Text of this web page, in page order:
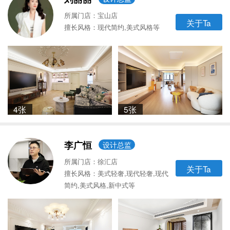
所属门店：宝山店
擅长风格：现代简约,美式风格等
关于Ta
4张 5张
李广恒 设计总监
所属门店：徐汇店
擅长风格：美式轻奢,现代轻奢,现代
简约,美式风格,新中式等
关于Ta